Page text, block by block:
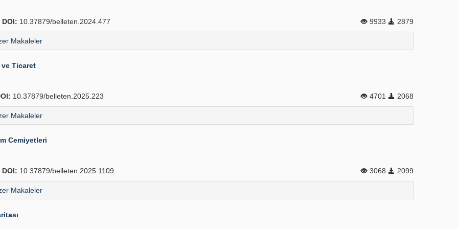
DOI: 10.37879/belleten.2024.477 9933 2879
Makaleler
ve Ticaret
10.37879/belleten.2025.223 4701 2068
Makaleler
Cemiyetleri
DOI: 10.37879/belleten.2025.1109 3068 2099
Makaleler